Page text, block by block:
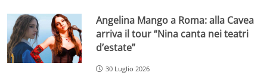
Angelina Mango a Roma: alla Cavea
arriva il tour “Nina canta nei teatri
d’estate”
30 Luglio 2026